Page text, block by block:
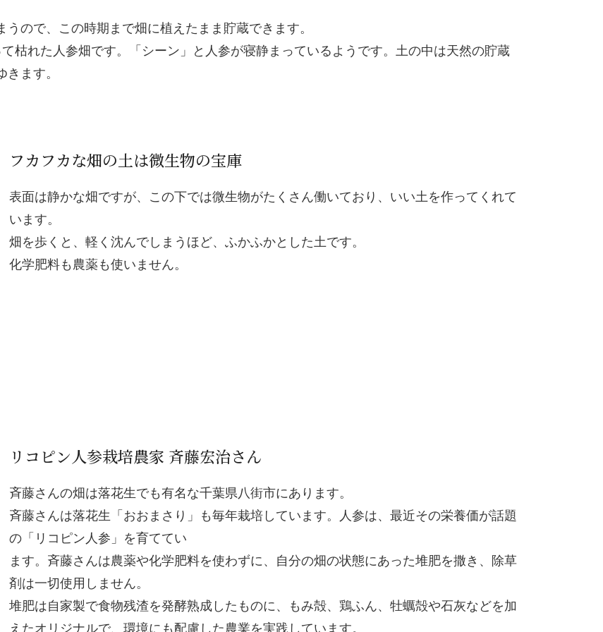
ので、この時期まで畑に植えたまま貯蔵できます。
枯れた人参畑です。「シーン」と人参が寝静まっているようです。土の中は天然の貯蔵
ます。
フカフカな畑の土は微生物の宝庫
表面は静かな畑ですが、この下では微生物がたくさん働いており、いい土を作ってくれて
います。
畑を歩くと、軽く沈んでしまうほど、ふかふかとした土です。
化学肥料も農薬も使いません。
リコピン人参栽培農家 斉藤宏治さん
斉藤さんの畑は落花生でも有名な千葉県八街市にあります。
斉藤さんは落花生「おおまさり」も毎年栽培しています。人参は、最近その栄養価が話題
の「リコピン人参」を育ててい
ます。斉藤さんは農薬や化学肥料を使わずに、自分の畑の状態にあった堆肥を撒き、除草
剤は一切使用しません。
堆肥は自家製で食物残渣を発酵熟成したものに、もみ殻、鶏ふん、牡蠣殻や石灰などを加
えたオリジナルで、環境にも配慮した農業を実践しています。